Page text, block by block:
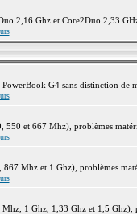
2,16 Ghz et Core2Duo 2,33
G4 sans distinction de
et 667 Mhz), problèmes
Mhz et 1 Ghz), problèmes
1 Ghz, 1,33 Ghz et 1,5 Ghz),